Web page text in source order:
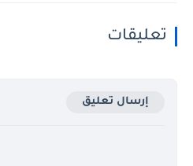
تعليقات
إرسال تعليق